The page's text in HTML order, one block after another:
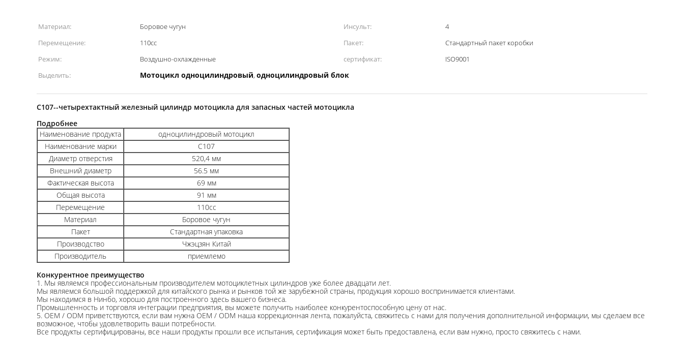
Материал: Боровое чугун Инсульт:
4
Перемещение:
110сс Пакет:
Стандартный пакет коробки
Режим:
Воздушно-охлажденные сертификат:
ISO9001
Выделить:
Мотоцикл одноцилиндровый, одноцилиндровый блок
C107--четырехтактный железный цилиндр мотоцикла для запасных частей мотоцикла
Подробнее
Наименование продукта
одноцилиндровый мотоцикл
Наименование марки
C107
Диаметр отверстия
520,4 мм
Внешний диаметр
56.5 мм
Фактическая высота
69 мм
Общая высота
91 мм
Перемещение
110cc
Материал
Боровое чугун
Пакет
Стандартная упаковка
Производство
Чжэцзян Китай
Производитель
приемлемо
Конкурентное преимущество
1. Мы являемся профессиональным производителем мотоциклетных цилиндров уже более двадцати лет.
Мы являемся большой поддержкой для китайского рынка и рынков той же зарубежной страны, продукция хорошо воспринимается клиентами.
Мы находимся в Нинбо, хорошо для построенного здесь вашего бизнеса.
Промышленность и торговля интеграции предприятия, вы можете получить наиболее конкурентоспособную цену от нас.
5. OEM / ODM приветствуются, если вам нужна OEM / ODM наша коррекционная лента, пожалуйста, свяжитесь с нами для получения дополнительной информации, мы сделаем все
возможное, чтобы удовлетворить ваши потребности.
Все продукты сертифицированы, все наши продукты прошли все испытания, сертификация может быть предоставлена, если вам нужно, просто свяжитесь с нами.